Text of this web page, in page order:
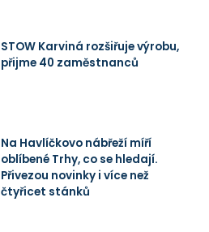
STOW Karviná rozšiřuje výrobu,
přijme 40 zaměstnanců
Na Havlíčkovo nábřeží míří
oblíbené Trhy, co se hledají.
Přivezou novinky i více než
čtyřicet stánků